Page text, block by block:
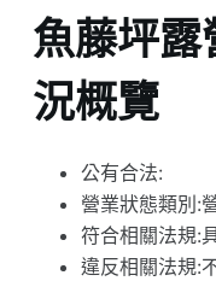
魚藤坪露
況概覽
公有合法:
營業狀態類別:
符合相關法規:
違反相關法規: